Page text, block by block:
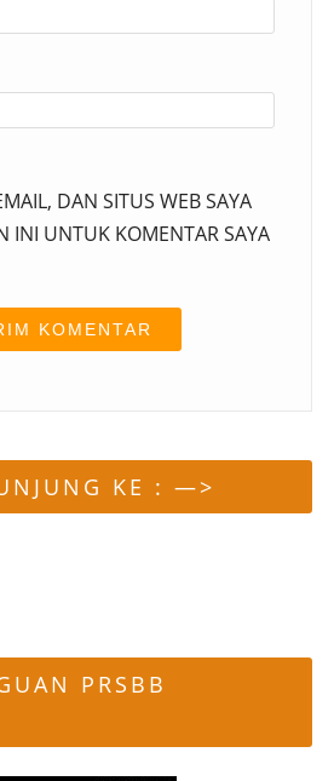
DAN SITUS WEB SAYA
INI UNTUK KOMENTAR SAYA
KE : —>
PRSBB